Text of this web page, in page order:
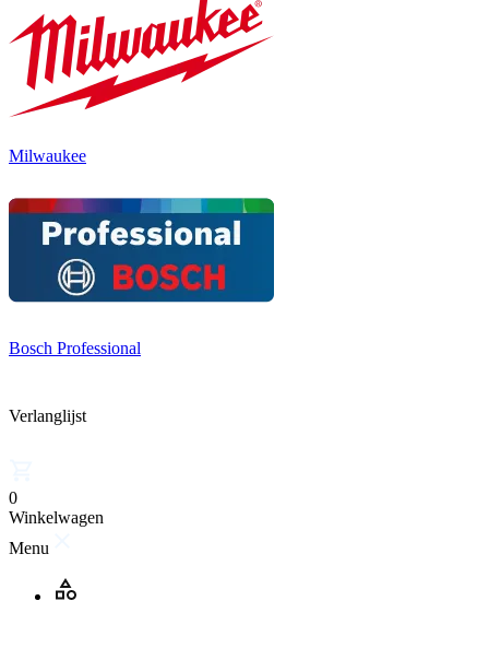
Milwaukee
Bosch Professional
Verlanglijst
0
Winkelwagen
Menu